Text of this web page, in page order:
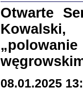
Otwarte
08.01.2025